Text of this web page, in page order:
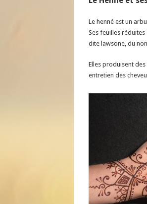
Le henné est un
Ses feuilles
dite lawsone, du
Elles produisent
entretien des